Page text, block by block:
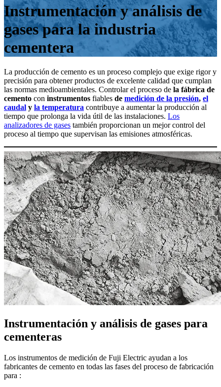
Instrumentación y análisis de
gases para la industria
cementera
La producción de cemento es un proceso complejo que exige rigor y
precisión para obtener productos de excelente calidad que cumplan
las normas medioambientales. Controlar el proceso de la fábrica de
cemento con instrumentos fiables de medición de la presión, el
caudal y la temperatura contribuye a aumentar la producción al
tiempo que prolonga la vida útil de las instalaciones. Los
analizadores de gases también proporcionan un mejor control del
proceso al tiempo que supervisan las emisiones atmosféricas.
Instrumentación y análisis de gases para
cementeras
Los instrumentos de medición de Fuji Electric ayudan a los
fabricantes de cemento en todas las fases del proceso de fabricación
para :